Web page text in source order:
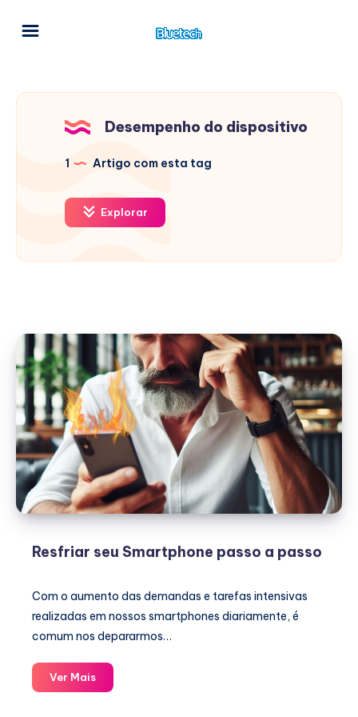
Desempenho do dispositivo
1 Artigo com esta tag
Explorar
Resfriar seu Smartphone passo a passo
Com o aumento das demandas e tarefas intensivas
realizadas em nossos smartphones diariamente, é
comum nos depararmos…
Ver MaisResfriar
seu